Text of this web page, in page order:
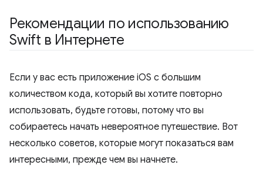
Рекомендации по использованию
Swift в Интернете
Если у вас есть приложение iOS с большим
количеством кода, который вы хотите повторно
использовать, будьте готовы, потому что вы
собираетесь начать невероятное путешествие. Вот
несколько советов, которые могут показаться вам
интересными, прежде чем вы начнете.